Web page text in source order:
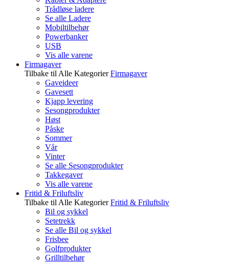
Trådløse ladere
Se alle Ladere
Mobiltilbehør
Powerbanker
USB
Vis alle varene
Firmagaver
Tilbake til Alle Kategorier Firmagaver
Gaveideer
Gavesett
Kjapp levering
Sesongprodukter
Høst
Påske
Sommer
Vår
Vinter
Se alle Sesongprodukter
Takkegaver
Vis alle varene
Fritid & Friluftsliv
Tilbake til Alle Kategorier Fritid & Friluftsliv
Bil og sykkel
Setetrekk
Se alle Bil og sykkel
Frisbee
Golfprodukter
Grilltilbehør